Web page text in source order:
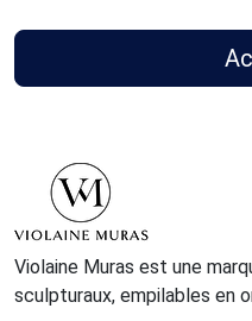
Violaine Muras est une
sculpturaux, empilables en